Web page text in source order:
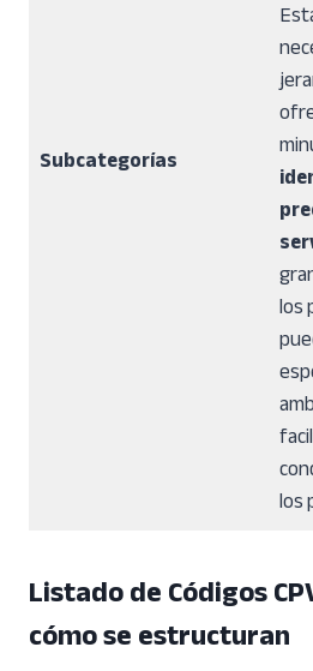
Subcategorías
los
los
Listado de Códigos
cómo se estructuran